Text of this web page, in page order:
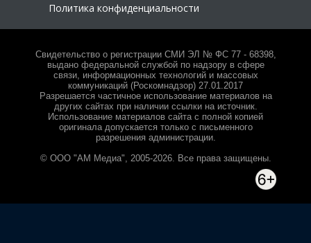
Политика конфиденциальности
Свидетельство о регистрации СМИ ЭЛ № ФС 77 - 68398,
выдано федеральной службой по надзору в сфере
связи, информационных технологий и массовых
коммуникаций (Роскомнадзор) 27.01.2017
Разрешается частичное использование материалов на
других сайтах при наличии ссылки на источник.
Использование материалов сайта с полной копией
оригинала допускается только с письменного
разрешения администрации.
© ООО "АМ Медиа", 2005-2026. Все права защищены.